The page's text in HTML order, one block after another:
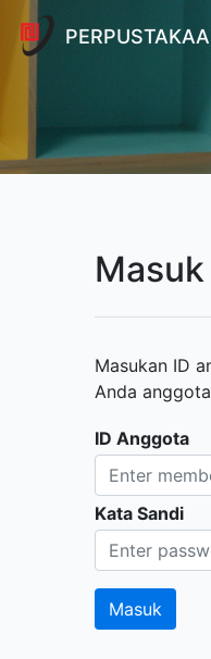
Masukan ID
Anda
ID Anggota
Kata Sandi